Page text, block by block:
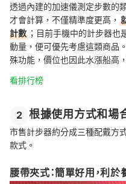
透過內建的加速儀測定步數的
才會計算，不僅精準度更高，
計數 ；目前手機中的計步器
動量，便可優先考慮這類商品
殊功能，價位也因此水漲船高
看排行榜
2 根據使用方式和場
市售計步器約分成三種配戴方
款式。
腰帶夾式：簡單好用，利